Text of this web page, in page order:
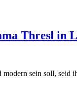
Thresl in
sein soll, seid